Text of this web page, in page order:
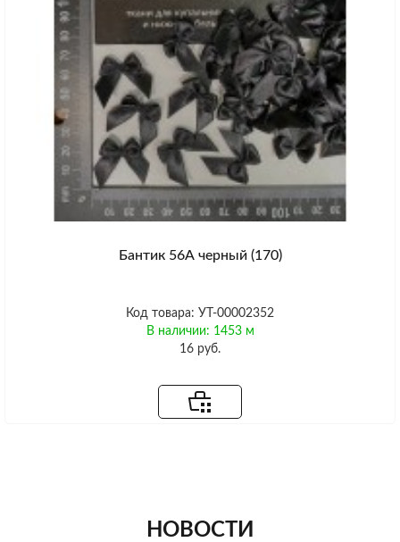
Бантик 56А черный (170)
Код товара: УТ-00002352
В наличии: 1453 м
16 руб.
НОВОСТИ